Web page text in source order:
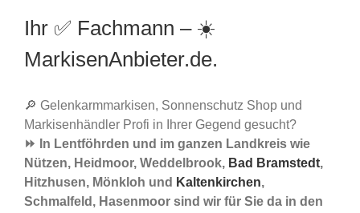
Ihr ✅ Fachmann – ☀️
MarkisenAnbieter.de.
🔎 Gelenkarmmarkisen, Sonnenschutz Shop und
Markisenhändler Profi in Ihrer Gegend gesucht?
⏩ In Lentföhrden und im ganzen Landkreis wie
Nützen, Heidmoor, Weddelbrook, Bad Bramstedt,
Hitzhusen, Mönkloh und Kaltenkirchen,
Schmalfeld, Hasenmoor sind wir für Sie da in den